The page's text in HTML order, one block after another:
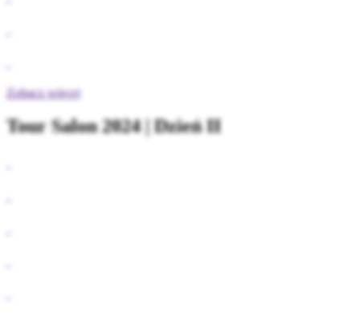
Zobacz więcej
Tour Salon 2024 | Dzień II